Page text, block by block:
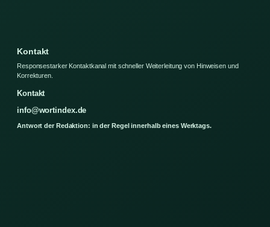
Kontakt
Responsestarker Kontaktkanal mit schneller Weiterleitung von Hinweisen und
Korrekturen.
Kontakt
info@wortindex.de
Antwort der Redaktion: in der Regel innerhalb eines Werktags.